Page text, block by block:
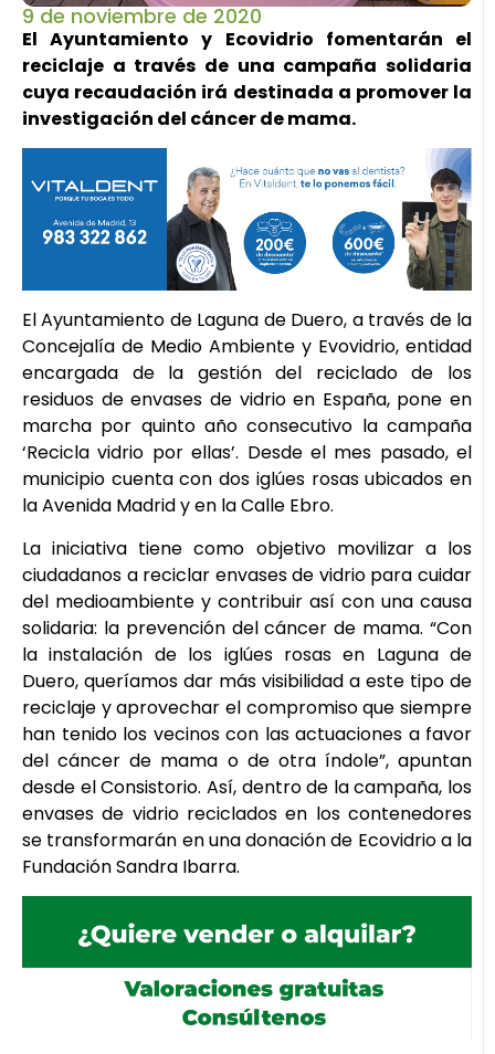
9 de noviembre de 2020
El Ayuntamiento y Ecovidrio fomentarán el
reciclaje a través de una campaña solidaria
cuya recaudación irá destinada a promover la
investigación del cáncer de mama.
El Ayuntamiento de Laguna de Duero, a través de la
Concejalía de Medio Ambiente y Evovidrio, entidad
encargada de la gestión del reciclado de los
residuos de envases de vidrio en España, pone en
marcha por quinto año consecutivo la campaña
‘Recicla vidrio por ellas’. Desde el mes pasado, el
municipio cuenta con dos iglúes rosas ubicados en
la Avenida Madrid y en la Calle Ebro.
La iniciativa tiene como objetivo movilizar a los
ciudadanos a reciclar envases de vidrio para cuidar
del medioambiente y contribuir así con una causa
solidaria: la prevención del cáncer de mama. “Con
la instalación de los iglúes rosas en Laguna de
Duero, queríamos dar más visibilidad a este tipo de
reciclaje y aprovechar el compromiso que siempre
han tenido los vecinos con las actuaciones a favor
del cáncer de mama o de otra índole”, apuntan
desde el Consistorio. Así, dentro de la campaña, los
envases de vidrio reciclados en los contenedores
se transformarán en una donación de Ecovidrio a la
Fundación Sandra Ibarra.